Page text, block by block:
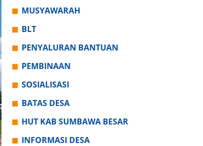
MUSYAWARAH
BLT
PENYALURAN BANTUAN
PEMBINAAN
SOSIALISASI
BATAS DESA
HUT KAB SUMBAWA BESAR
INFORMASI DESA